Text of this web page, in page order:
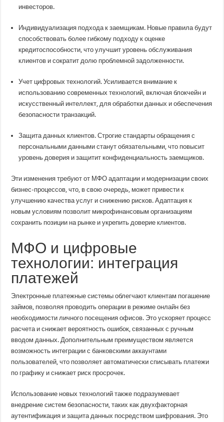
инвесторов.
Индивидуализация подхода к заемщикам. Новые правила будут
способствовать более гибкому подходу к оценке
кредитоспособности, что улучшит уровень обслуживания
клиентов и сократит долю проблемной задолженности.
Учет цифровых технологий. Усиливается внимание к
использованию современных технологий, включая блокчейн и
искусственный интеллект, для обработки данных и обеспечения
безопасности транзакций.
Защита данных клиентов. Строгие стандарты обращения с
персональными данными станут обязательными, что повысит
уровень доверия и защитит конфиденциальность заемщиков.
Эти изменения требуют от МФО адаптации и модернизации своих
бизнес-процессов, что, в свою очередь, может привести к
улучшению качества услуг и снижению рисков. Адаптация к
новым условиям позволит микрофинансовым организациям
сохранить позиции на рынке и укрепить доверие клиентов.
МФО и цифровые
технологии: интеграция
платежей
Электронные платежные системы облегчают клиентам погашение
займов, позволяя проводить операции в режиме онлайн без
необходимости личного посещения офисов. Это ускоряет процесс
расчета и снижает вероятность ошибок, связанных с ручным
вводом данных. Дополнительным преимуществом является
возможность интеграции с банковскими аккаунтами
пользователей, что позволяет автоматически списывать платежи
по графику и снижает риск просрочек.
Использование новых технологий также подразумевает
внедрение систем безопасности, таких как двухфакторная
аутентификация и защита данных посредством шифрования. Это